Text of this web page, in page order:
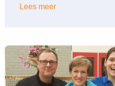
Lees meer